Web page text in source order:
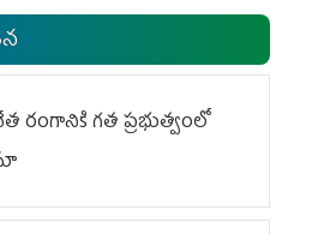
రంగానికి గత ప్రభుత్వంలో